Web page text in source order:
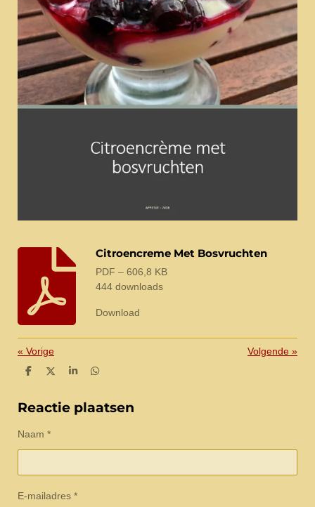
Citroencreme Met Bosvruchten
PDF – 606,8 KB
444 downloads
Download
« Vorige Volgende »
D
e
n
D
l
S
r
e
D
e
n
Reactie plaatsen
Naam *
E-mailadres *